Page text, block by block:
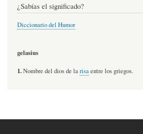
¿Sabías el significado?
Diccionario del Humor
gelasius
1.Nombre del dios de larisaentre los griegos.